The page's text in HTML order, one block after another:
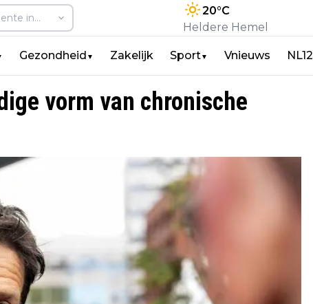
20°C
Heldere Hemel
Gezondheid ▼ Zakelijk Sport▼ Vnieuws NL12
vorm van chronische